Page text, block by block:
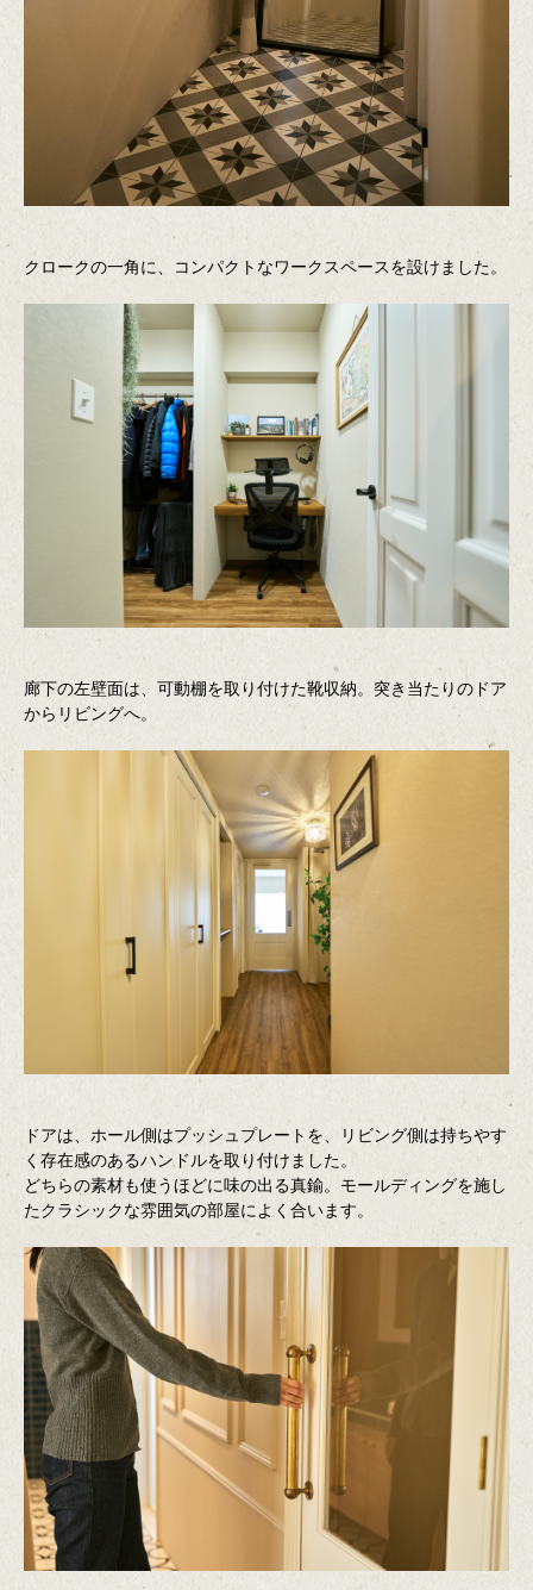
クロークの一角に、コンパクトなワークスペースを設けました。
廊下の左壁面は、可動棚を取り付けた靴収納。突き当たりのドア
からリビングへ。
ドアは、ホール側はプッシュプレートを、リビング側は持ちやす
く存在感のあるハンドルを取り付けました。
どちらの素材も使うほどに味の出る真鍮。モールディングを施し
たクラシックな雰囲気の部屋によく合います。